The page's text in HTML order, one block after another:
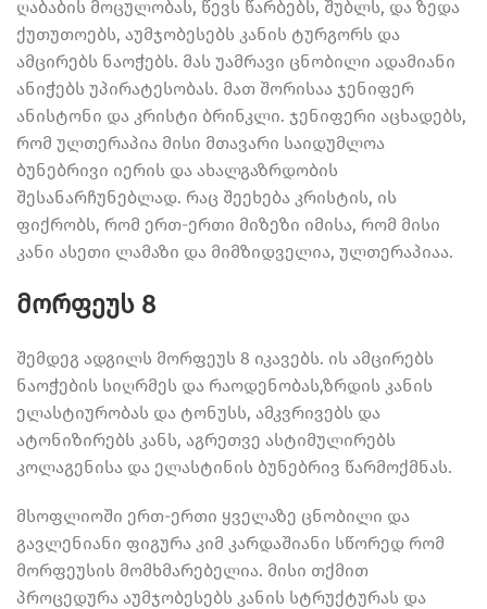
ღაბაბის მოცულობას, წევს წარბებს, შუბლს, და ზედა
ქუთუთოებს, აუმჯობესებს კანის ტურგორს და
ამცირებს ნაოჭებს. მას უამრავი ცნობილი ადამიანი
ანიჭებს უპირატესობას. მათ შორისაა ჯენიფერ
ანისტონი და კრისტი ბრინკლი. ჯენიფერი აცხადებს,
რომ ულთერაპია მისი მთავარი საიდუმლოა
ბუნებრივი იერის და ახალგაზრდობის
შესანარჩუნებლად. რაც შეეხება კრისტის, ის
ფიქრობს, რომ ერთ-ერთი მიზეზი იმისა, რომ მისი
კანი ასეთი ლამაზი და მიმზიდველია, ულთერაპიაა.
მორფეუს 8
შემდეგ ადგილს მორფეუს 8 იკავებს. ის ამცირებს
ნაოჭების სიღრმეს და რაოდენობას,ზრდის კანის
ელასტიურობას და ტონუსს, ამკვრივებს და
ატონიზირებს კანს, აგრეთვე ასტიმულირებს
კოლაგენისა და ელასტინის ბუნებრივ წარმოქმნას.
მსოფლიოში ერთ-ერთი ყველაზე ცნობილი და
გავლენიანი ფიგურა კიმ კარდაშიანი სწორედ რომ
მორფეუსის მომხმარებელია. მისი თქმით
პროცედურა აუმჯობესებს კანის სტრუქტურას და